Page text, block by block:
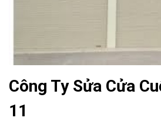
Công Ty Sửa Cửa
11